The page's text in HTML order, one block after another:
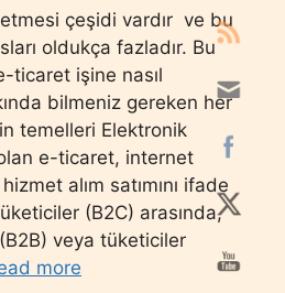
çeşidi vardır ve bu
oldukça fazladır. Bu
ticaret işine nasıl
bilmeniz gereken her
temelleri Elektronik
e-ticaret, internet
alım satımını ifade
(B2C) arasında,
veya tüketiciler
more